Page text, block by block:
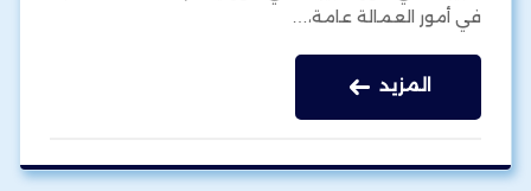
في أمور العمالة عامة،…
المزيد